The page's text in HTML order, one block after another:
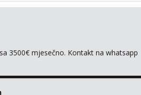
3500€ mjesečno. Kontakt na whatsapp